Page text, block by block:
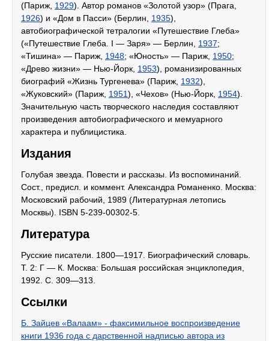
(Париж, 1929). Автор романов «Золотой узор» (Прага,
1926) и «Дом в Пасси» (Берлин, 1935),
автобиографической тетралогии «Путешествие Глеба»
(«Путешествие Глеба. I — Заря» — Берлин, 1937;
«Тишина» — Париж, 1948; «Юность» — Париж, 1950;
«Древо жизни» — Нью-Йорк, 1953), романизированных
биографий «Жизнь Тургенева» (Париж, 1932),
«Жуковский» (Париж, 1951), «Чехов» (Нью-Йорк, 1954).
Значительную часть творческого наследия составляют
произведения автобиографического и мемуарного
характера и публицистика.
Издания
Голубая звезда. Повести и рассказы. Из воспоминаний.
Сост., предисл. и коммент. Александра Романенко. Москва:
Московский рабочий, 1989 (Литературная летопись
Москвы). ISBN 5-239-00302-5.
Литература
Русские писатели. 1800—1917. Биографический словарь.
Т. 2: Г — К. Москва: Большая российская энциклопедия,
1992. С. 309—313.
Ссылки
Б. Зайцев «Валаам» - факсимильное воспроизведение
книги 1936 года с дарственной надписью автора из